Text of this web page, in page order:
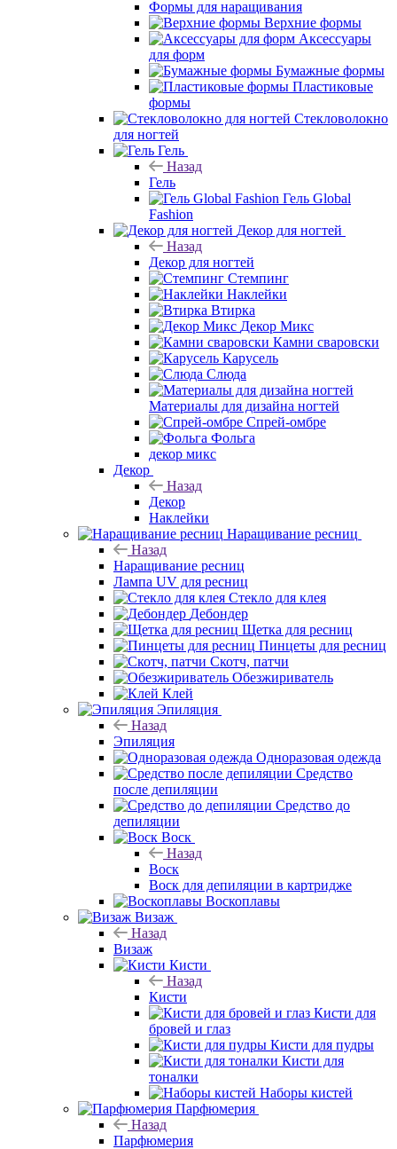
Формы для наращивания
Верхние формы
Аксессуары
для форм
Бумажные формы
Пластиковые
формы
Стекловолокно
для ногтей
Гель
Назад
Гель
Гель Global
Fashion
Декор для ногтей
Назад
Декор для ногтей
Стемпинг
Наклейки
Втирка
Декор Микс
Камни сваровски
Карусель
Слюда
Материалы для дизайна ногтей
Спрей-омбре
Фольга
декор микс
Декор
Назад
Декор
Наклейки
Наращивание ресниц
Назад
Наращивание ресниц
Лампа UV для ресниц
Стекло для клея
Дебондер
Щетка для ресниц
Пинцеты для ресниц
Скотч, патчи
Обезжириватель
Клей
Эпиляция
Назад
Эпиляция
Одноразовая одежда
Средство
после депиляции
Средство до
депиляции
Воск
Назад
Воск
Воск для депиляции в картридже
Воскоплавы
Визаж
Назад
Визаж
Кисти
Назад
Кисти
Кисти для
бровей и глаз
Кисти для пудры
Кисти для
тоналки
Наборы кистей
Парфюмерия
Назад
Парфюмерия